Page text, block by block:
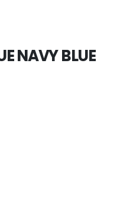
NAVY BLUE